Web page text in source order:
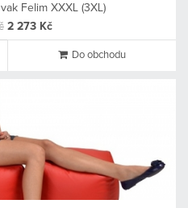
Felim XXXL (3XL)
2 273 Kč
Do obchodu